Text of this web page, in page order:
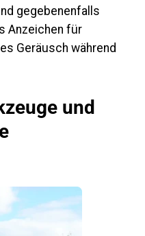
gegebenenfalls
Anzeichen für
Geräusch während
und